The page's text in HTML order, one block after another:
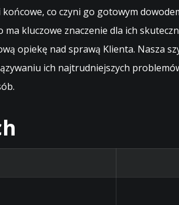
co czyni go gotowym
kluczowe znaczenie dla ich
opiekę nad sprawą Klienta. Nasza
ich najtrudniejszych